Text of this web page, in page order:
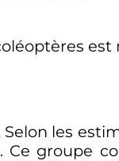
les
groupe